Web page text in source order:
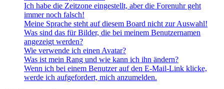
Ich habe die Zeitzone eingestellt, aber die Forenuhr geht
immer noch falsch!
Meine Sprache steht auf diesem Board nicht zur Auswahl!
Was sind das für Bilder, die bei meinem Benutzernamen
angezeigt werden?
Wie verwende ich einen Avatar?
Was ist mein Rang und wie kann ich ihn ändern?
Wenn ich bei einem Benutzer auf den E-Mail-Link klicke,
werde ich aufgefordert, mich anzumelden.